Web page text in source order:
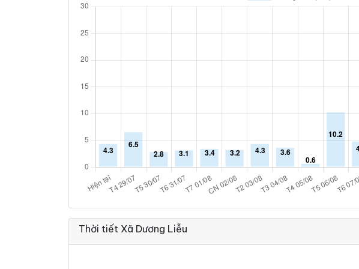
Thời tiết Xã Dương Liễu